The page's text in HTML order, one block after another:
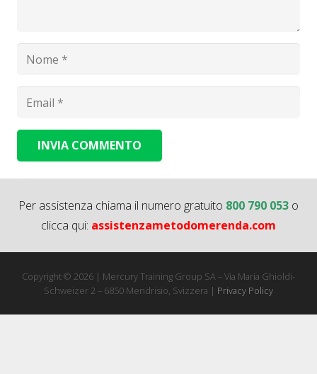
INVIA COMMENTO
Per assistenza chiama il numero gratuito 800 790 053 o
clicca qui: assistenzametodomerenda.com
Copyright © 2026 | Mercury Training Group SA – Via Maria Ghioldi-
Schweizer 2 – 6850 Mendrisio, Svizzera | Privacy Policy